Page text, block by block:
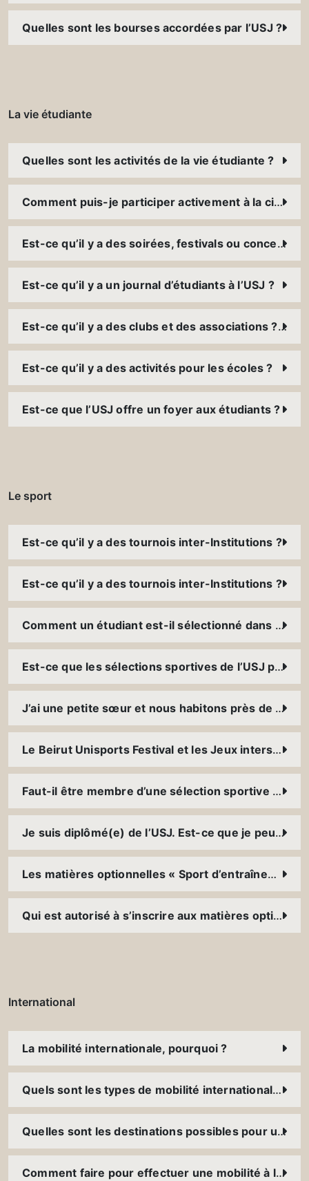
Quelles sont les bourses accordées par l’USJ ?
La vie étudiante
Quelles sont les activités de la vie étudiante ?
Comment puis-je participer activement à la citoyenneté ?
Est-ce qu’il y a des soirées, festivals ou concerts à l’USJ ?
Est-ce qu’il y a un journal d’étudiants à l’USJ ?
Est-ce qu’il y a des clubs et des associations ? Comment puis-je y participer ?
Est-ce qu’il y a des activités pour les écoles ?
Est-ce que l’USJ offre un foyer aux étudiants ?
Le sport
Est-ce qu’il y a des tournois inter-Institutions ?
Est-ce qu’il y a des tournois inter-Institutions ?
Comment un étudiant est-il sélectionné dans une sélection sportive ?
Est-ce que les sélections sportives de l’USJ participent à des tournois à l’international ?
J’ai une petite sœur et nous habitons près de l’USJ, est-ce qu’il y a des programmes d’entraînements et de compétitions pour les enfants ?
Le Beirut Unisports Festival et les Jeux interscolaires de l’USJ ; comment vivre l’expérience ?
Faut-il être membre d’une sélection sportive pour participer au « Beach University Games » ?
Je suis diplômé(e) de l’USJ. Est-ce que je peux toujours pratiquer mon sport à l’USJ ?
Les matières optionnelles « Sport d’entraînements » du Service du sport ; il s’agit de cours à 100% pratiques ou il y a de la théorie ?
Qui est autorisé à s’inscrire aux matières optionnelles « Sport de compétition » du Service du sport ?
International
La mobilité internationale, pourquoi ?
Quels sont les types de mobilité internationale ?
Quelles sont les destinations possibles pour une mobilité à l’international ?
Comment faire pour effectuer une mobilité à l’international ?